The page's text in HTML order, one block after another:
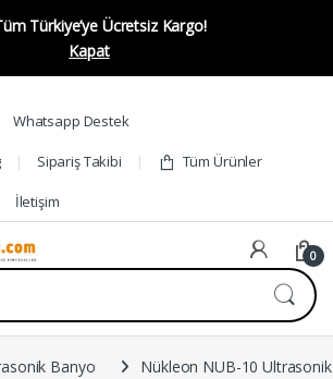
Türkiye’ye Ücretsiz Kargo!
Kapat
Whatsapp Destek
Sipariş Takibi Tüm Ürünler
İletişim
0
Banyo Nükleon NUB-10